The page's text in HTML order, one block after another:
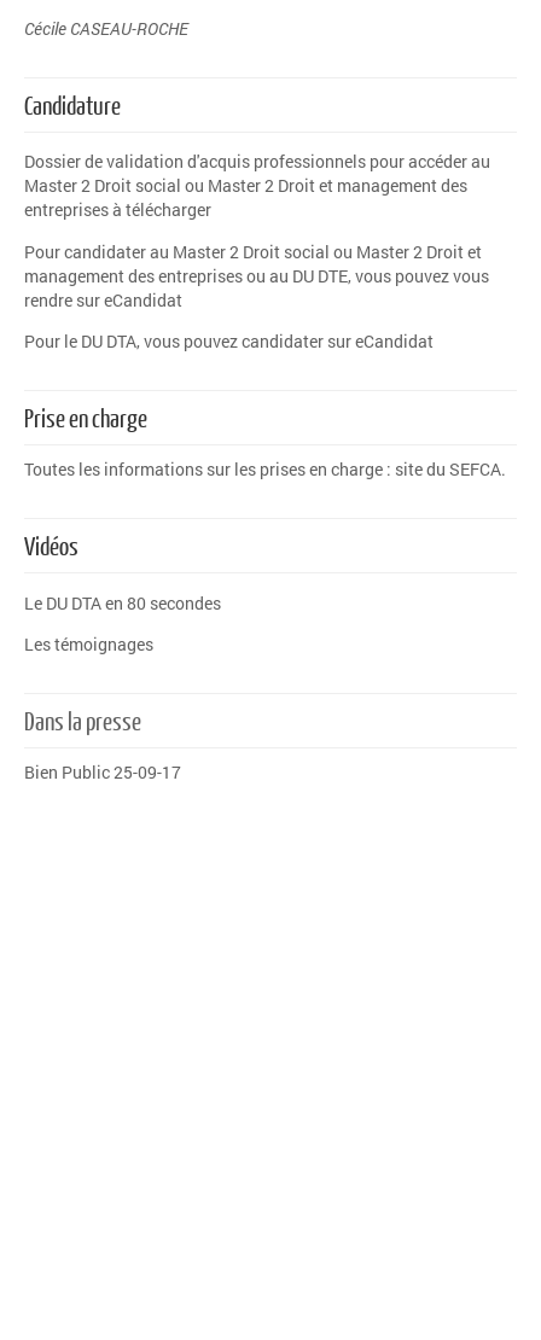
Cécile CASEAU-ROCHE
Candidature
Dossier de validation d'acquis professionnels pour accéder au
Master 2 Droit social ou Master 2 Droit et management des
entreprises à télécharger
Pour candidater au Master 2 Droit social ou Master 2 Droit et
management des entreprises ou au DU DTE, vous pouvez vous
rendre sureCandidat
Pour le DU DTA, vous pouvez candidater sureCandidat
Prise en charge
Toutes les informations sur les prises en charge : site du SEFCA.
Vidéos
Le DU DTA en 80 secondes
Les témoignages
Dans la presse
Bien Public 25-09-17